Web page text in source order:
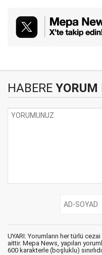
HABERE YORUM
UYARI: Yorumların her türlü
aittir. Mepa News, yapılan
600 karakterle (boşluklu)